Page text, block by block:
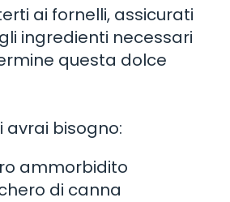
ai fornelli, assicurati
ingredienti necessari
questa dolce
avrai bisogno:
ammorbidito
di canna